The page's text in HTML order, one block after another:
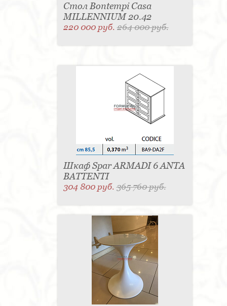
Стол Bontempi Casa
MILLENNIUM 20.42
220 000 руб.264 000 руб.
Шкаф Spar ARMADI 6 ANTA
BATTENTI
304 800 руб.365 760 руб.